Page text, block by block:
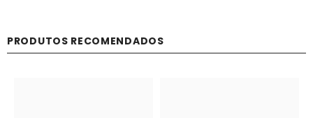
PRODUTOS RECOMENDADOS